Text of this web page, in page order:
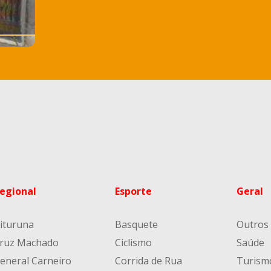
Machado
Carneiro
Esporte
Basquete
Ciclismo
Corrida de Rua
Geral
Outros
Saúde